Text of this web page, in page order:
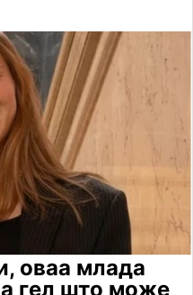
оваа млада
гел што може